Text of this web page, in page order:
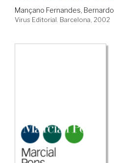
Mançano Fernandes, Bernardo
Virus Editorial. Barcelona, 2002